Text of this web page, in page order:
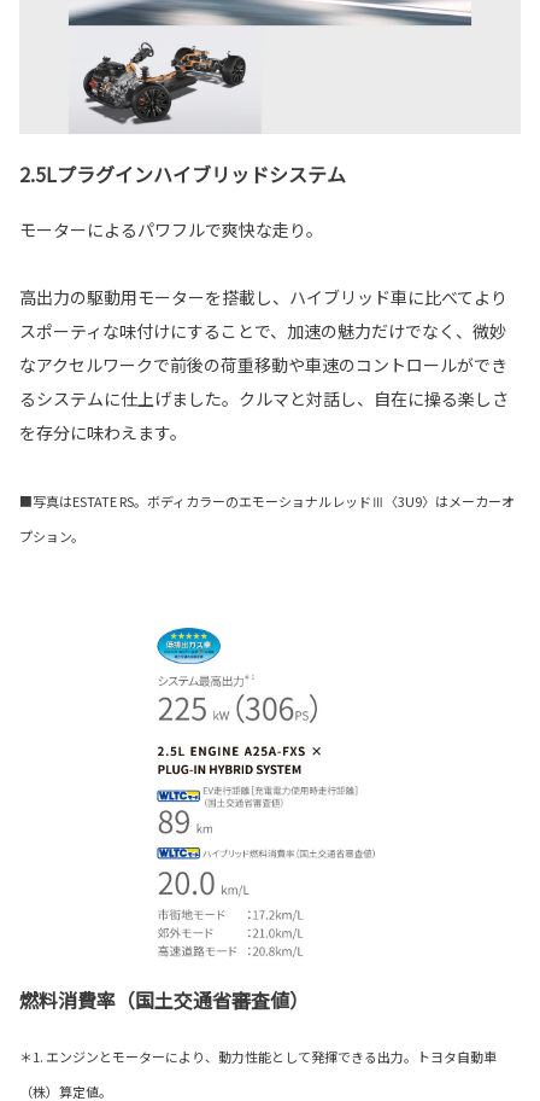
2.5Lプラグインハイブリッドシステム
モーターによるパワフルで爽快な走り。
高出力の駆動用モーターを搭載し、ハイブリッド車に比べてより
スポーティな味付けにすることで、加速の魅力だけでなく、微妙
なアクセルワークで前後の荷重移動や車速のコントロールができ
るシステムに仕上げました。クルマと対話し、自在に操る楽しさ
を存分に味わえます。
■写真はESTATE RS。ボディカラーのエモーショナルレッドⅢ〈3U9〉はメーカーオ
プション。
燃料消費率（国土交通省審査値）
＊1. エンジンとモーターにより、動力性能として発揮できる出力。トヨタ自動車
（株）算定値。